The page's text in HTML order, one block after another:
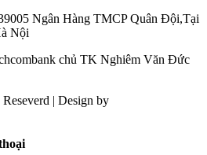
Ngân Hàng TMCP Quân Đội,Tại
Nội
chủ TK Nghiêm Văn Đức
| Design by